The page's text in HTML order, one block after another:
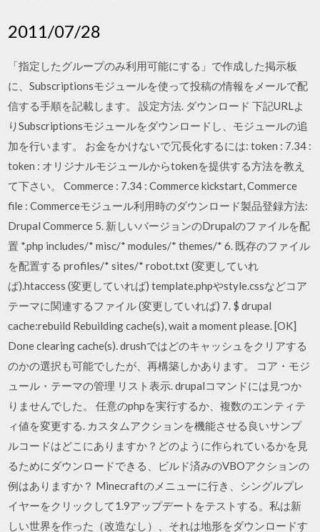
2011/07/28
「指定したグループのみ利用可能にする」で作成した掲示板
に、Subscriptionsモジュールを使って投稿の情報をメールで配
信する手順を記載します。 設定方法. ダウンロード 下記URLよ
りSubscriptionsモジュールをダウンロードし、モジュールの追
加を行います。 お金をかけないで冗長化するには: token : 7.34 :
token : オリジナルモジュールからtokenを提供する方法を教え
て下さい。 Commerce : 7.34 : Commerce kickstart, Commerce
file : Commerceモジュール利用時のダウンロード製品登録方法:
Drupal Commerce 5. 新しいバージョンのDrupalのファイルを配
置 *.php includes/* misc/* modules/* themes/* 6. 既存のファイル
を配置する profiles/* sites/* robot.txt (変更していれ
ば).htaccess (変更していれば) template.phpやstyle.cssなどコア
テーマに関連するファイル (変更していれば) 7. $ drupal
cache:rebuild Rebuilding cache(s), wait a moment please. [OK]
Done clearing cache(s). drushではどのキャッシュをクリアする
のかの選択も可能でしたが、再構築しかあります。 コア・モジ
ュール・テーマの管理 リスト表示. drupalコマンドには見つか
りませんでした。 任意のphpを実行するか、複数のエンティテ
ィ値を変更する. カスタムアクションを機能させる良いサンプ
ルコードはどこにありますか？どのように作られているかを見
るためにダウンロードできる、ビルド済みのVBOアクションの
例はありますか？ Minecraftのメニューに行き、シングルプレ
イヤーをクリックして1.9アップデートをテストする。私は新
しい世界を作った（改造なし）、それは地形をダウンロードす